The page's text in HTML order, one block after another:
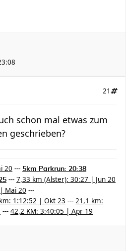
21
schon mal etwas zum
geschrieben?
20 --- 5km Parkrun: 20:38
--- 7,33 km (Alster): 30:27 | Jun 20
Mai 20 ---
1:12:52 | Okt 23 --- 21,1 km:
--- 42,2 KM: 3:40:05 | Apr 19